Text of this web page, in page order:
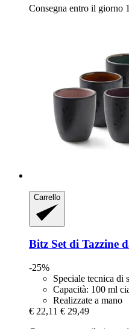
Consegna entro il giorno
Carrello
Bitz Set di Tazzine
-25%
Speciale tecnica di
Capacità: 100 ml
Realizzate a mano
€ 22,11 € 29,49